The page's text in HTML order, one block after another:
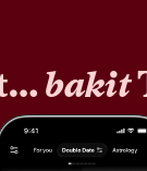
bakit